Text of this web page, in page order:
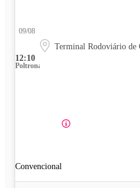
12:10
09/08
Terminal Rodoviário de
Poltrona
Convencional